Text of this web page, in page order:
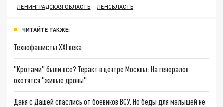
ЛЕНИНГРАДСКАЯ ОБЛАСТЬ
ЛЕНОБЛАСТЬ
ЧИТАЙТЕ ТАКЖЕ:
Технофашисты XXI века
"Кротами" были все? Теракт в центре Москвы: На генералов
охотятся "живые дроны"
Даня с Дашей спаслись от боевиков ВСУ. Но беды для малышей не